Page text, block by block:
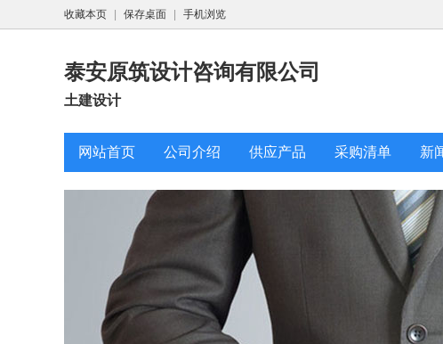
收藏本页 保存桌面 手机浏览
泰安原筑设计咨询有限公司
土建设计
网站首页 公司介绍 供应产品 采购清单 新